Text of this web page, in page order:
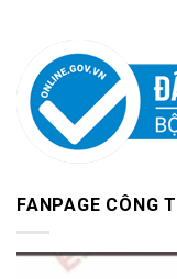
FANPAGE CÔNG